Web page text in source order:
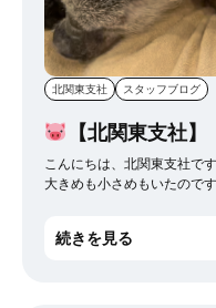
北関東支社 スタッフブログ
【北関東支社】
こんにちは、北関東支社です
大きめも小さめもいたのですが、 頭に飾りをつけてる小
ったので、 小さめのブタが多い店舗にもいってみたいなぁと思いま
続きを見る